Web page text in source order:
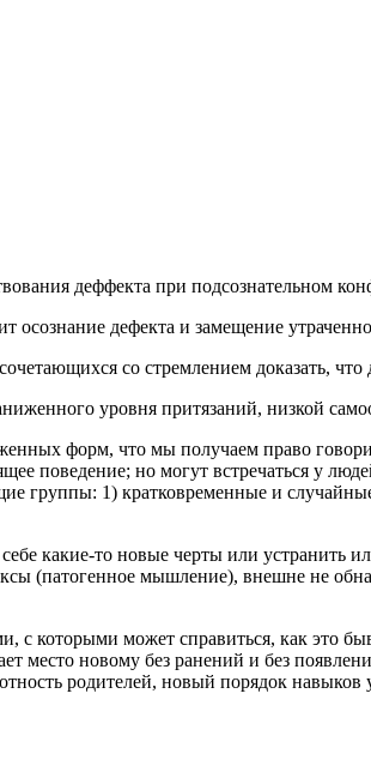
деффекта при подсознательном
осознание дефекта и замещение
со стремлением доказать,
уровня притязаний, низкой
форм, что мы получаем право
поведение; но могут встречаться у
группы: 1) кратковременные и
какие-то новые черты или
(патогенное мышление), внешне не
с которыми может справиться, как это
место новому без ранений и без
родителей, новый порядок